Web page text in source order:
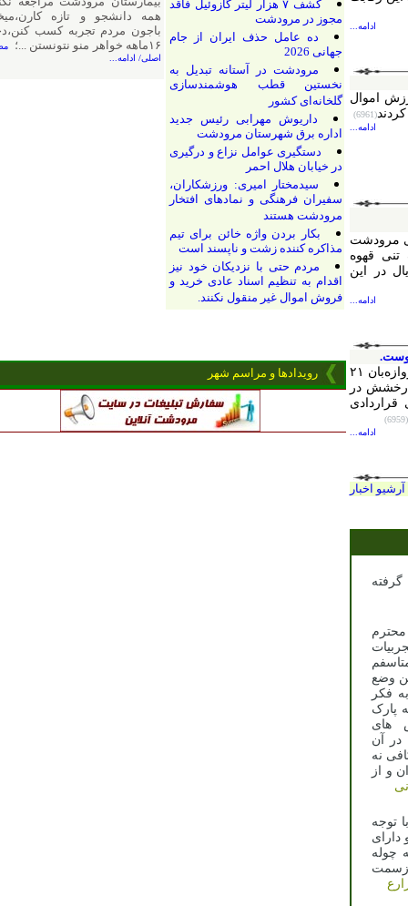
کشف ۷ هزار لیتر گازوئیل فاقد
مجوز در مرودشت
ده عامل حذف ایران از جام
جهانی 2026
مرودشت در آستانه تبدیل به
نخستین قطب هوشمندسازی
گلخانه‌ای کشور
داریوش مهرابی رئيس جدید
اداره برق شهرستان مرودشت
دستگیری عوامل نزاع و درگیری
در خیابان هلال احمر
سیدمختار امیری: ورزشکاران،
سفیران فرهنگی و نمادهای افتخار
مرودشت هستند
بکار بردن واژه خائن برای تیم
مذاکره کننده زشت و ناپسند است
مردم حتی با نزدیکان خود نیز
اقدام به تنظیم اسناد عادی خرید و
فروش اموال غیر منقول نکنند.
همه دانشجو و تازه کارن،میخان
باجون مردم تجربه کسب کنن،دختر
۱۶ماهه خواهر منو نتونستن ...؛
مطلب
اصلی/ ادامه...
رویدادها و مراسم شهر
(6961)
در این
محمد خلیفه، دروازه‌بان ۲۱
در
اخبار